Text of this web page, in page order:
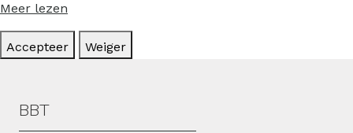
Meer lezen
Accepteer Weiger
Hoofdmenu
BBT